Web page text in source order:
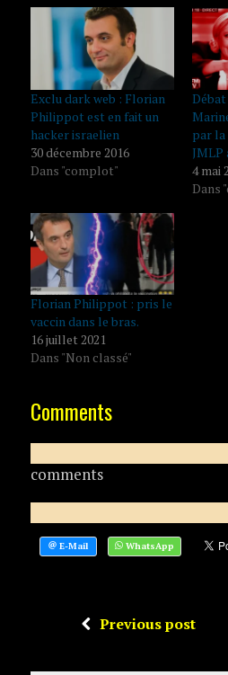
Exclu dark web : Florian
Philippot est en fait un
hacker israelien
30 décembre 2016
Dans "complot"
Débat
par la
JMLP
4 mai
Dans
Florian Philippot : pris le
vaccin dans le bras.
16 juillet 2021
Dans "Non classé"
Comments
comments
Previous post